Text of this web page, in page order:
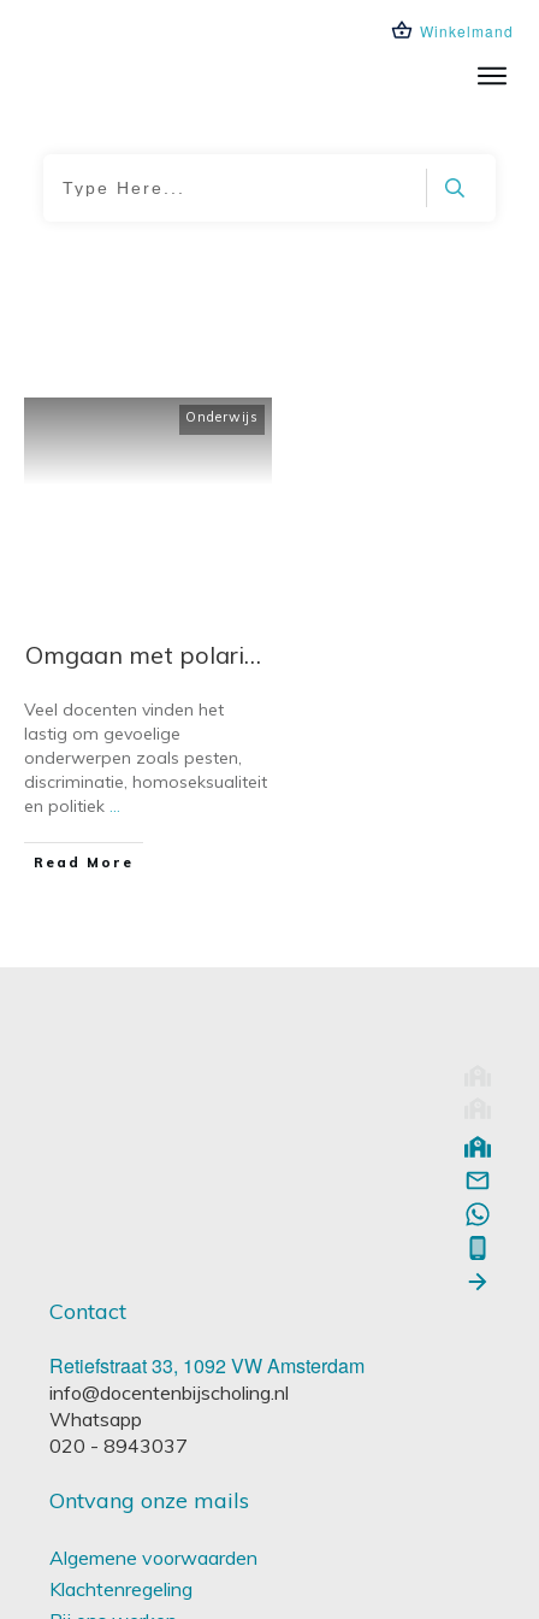
Winkelmand
Blog
Onderwijs
Omgaan met polarisatie in de klas: zo voer je goede gesprekken bij botsende meningen
Veel docenten vinden het
lastig om gevoelige
onderwerpen zoals pesten,
discriminatie, homoseksualiteit
en politiek ...
​Read More
Contact
Retiefstraat 33, 1092 VW Amsterdam
info@docentenbijscholing.nl
Whatsapp
020 - 8943037
Ontvang onze mails
Algemene voorwaarden
Klachtenregeling